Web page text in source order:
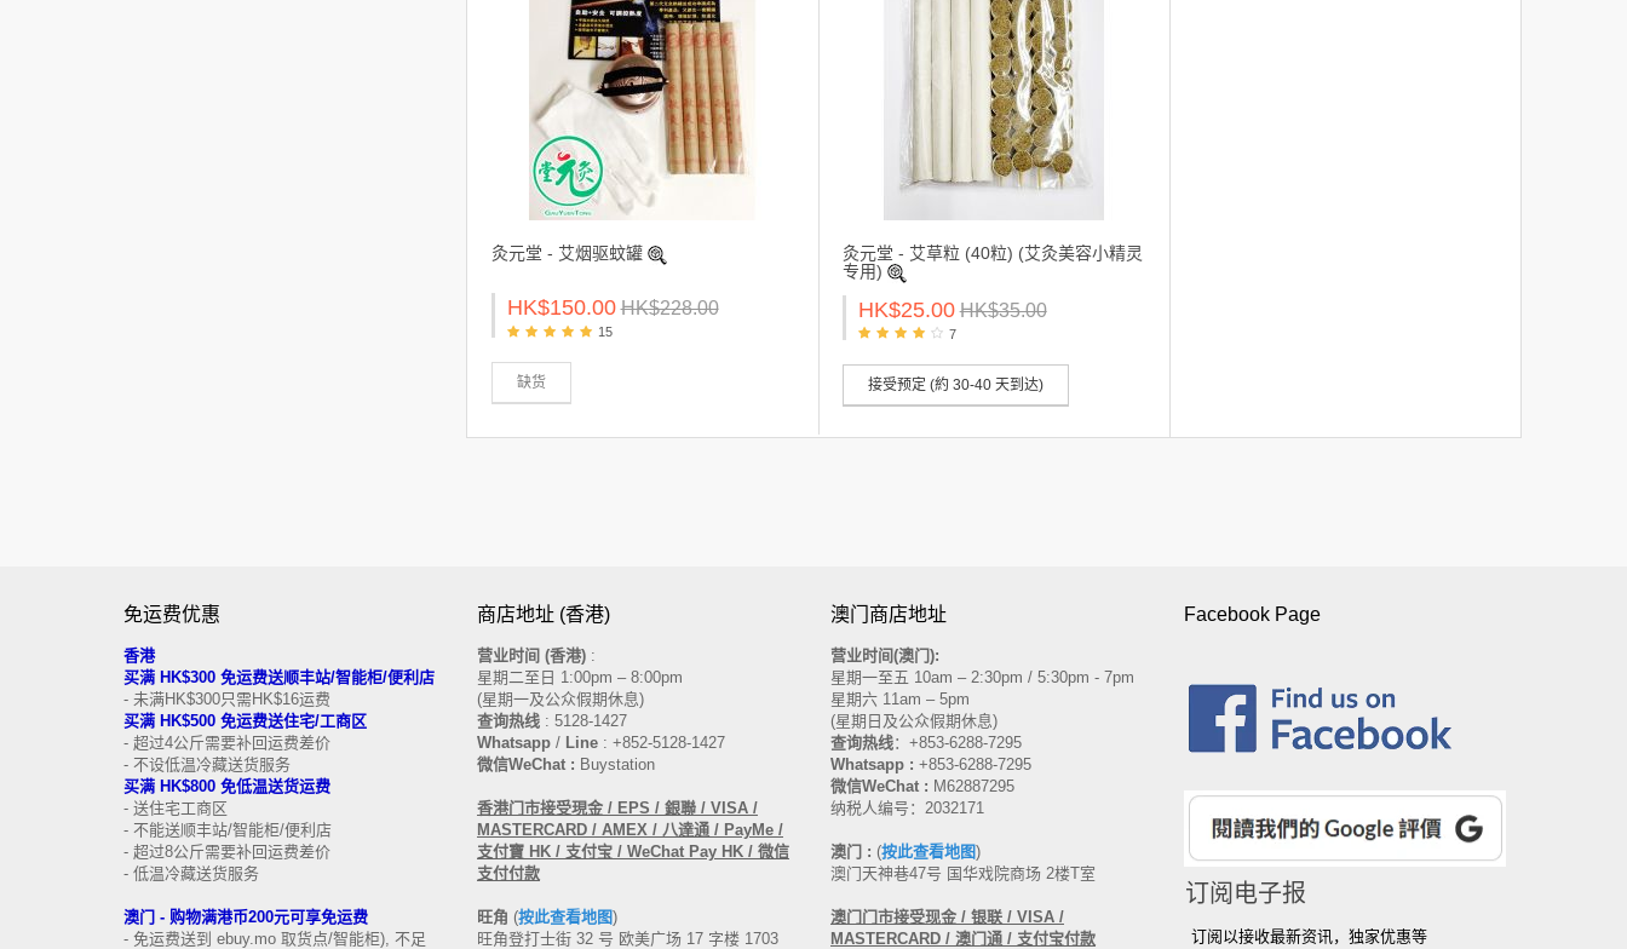
灸元堂 - 艾烟驱蚊罐
HK$150.00 HK$228.00
15
缺货
灸元堂 - 艾草粒 (40粒) (艾灸美容小精灵
专用)
HK$25.00 HK$35.00
7
接受预定 (約 30-40 天到达)
免运费优惠
香港
买满 HK$300 免运费送顺丰站/智能柜/便利店
- 未满HK$300只需HK$16运费
买满 HK$500 免运费送住宅/工商区
- 超过4公斤需要补回运费差价
- 不设低温冷藏送货服务
买满 HK$800 免低温送货运费
- 送住宅工商区
- 不能送顺丰站/智能柜/便利店
- 超过8公斤需要补回运费差价
- 低温冷藏送货服务
澳门 - 购物满港币200元可享免运费
- 免运费送到 ebuy.mo 取货点/智能柜), 不足
商店地址 (香港)
营业时间 (香港) :
星期二至日 1:00pm – 8:00pm
(星期一及公众假期休息)
查询热线 : 5128-1427
Whatsapp / Line : +852-5128-1427
微信WeChat : Buystation
香港门市接受現金 / EPS / 銀聯 / VISA /
MASTERCARD / AMEX / 八達通 / PayMe /
支付寶 HK / 支付宝 / WeChat Pay HK / 微信
支付付款
旺角 (按此查看地图)
旺角登打士街 32 号 欧美广场 17 字楼 1703
澳门商店地址
营业时间(澳门):
星期一至五 10am – 2:30pm / 5:30pm - 7pm
星期六 11am – 5pm
(星期日及公众假期休息)
查询热线： +853-6288-7295
Whatsapp : +853-6288-7295
微信WeChat : M62887295
纳税人编号：2032171
澳门 : (按此查看地图)
澳门天神巷47号 国华戏院商场 2楼T室
澳门门市接受现金 / 银联 / VISA /
MASTERCARD / 澳门通 / 支付宝付款
Facebook Page
订阅电子报
订阅以接收最新资讯，独家优惠等